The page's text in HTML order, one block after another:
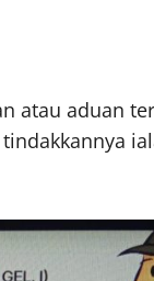
atau aduan